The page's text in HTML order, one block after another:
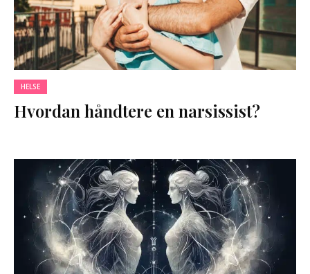
HELSE
Hvordan håndtere en narsissist?